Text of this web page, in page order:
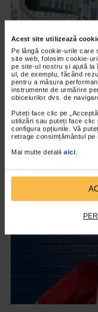
Acest site utilizează
Pe lângă cookie-urile care
site web, folosim cookie-
pe site-ul nostru și ajută la
ul, de exemplu, făcând
pentru a măsura
instrumente de urmărire
obiceiurilor dvs. de
Puteți face clic pe
utilizări sau puteți face clic
configura opțiunile. Vă
retrage consimțământul
Mai multe detalii aici.
NEUROLOGIE
Dr. Adrian
vaselor de
VIDEO